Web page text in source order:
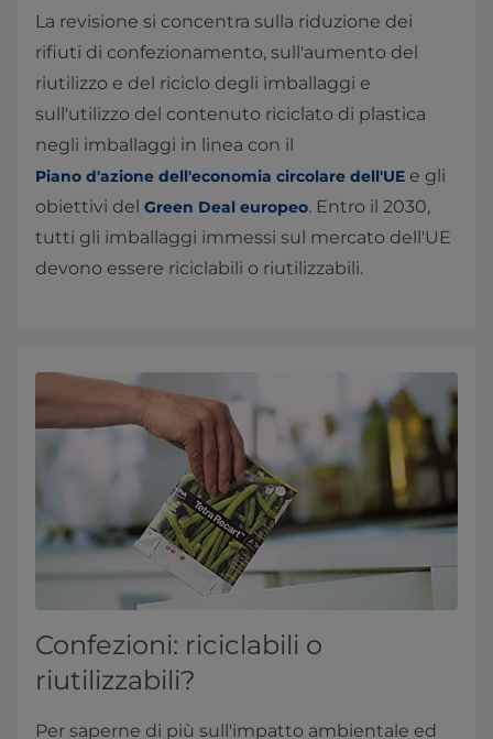
La revisione si concentra sulla riduzione dei
rifiuti di confezionamento, sull'aumento del
riutilizzo e del riciclo degli imballaggi e
sull'utilizzo del contenuto riciclato di plastica
negli imballaggi in linea con il
Piano d'azione dell'economia circolare dell'UE e gli
obiettivi del Green Deal europeo. Entro il 2030,
tutti gli imballaggi immessi sul mercato dell'UE
devono essere riciclabili o riutilizzabili.
Confezioni: riciclabili o
riutilizzabili?
Per saperne di più sull'impatto ambientale ed